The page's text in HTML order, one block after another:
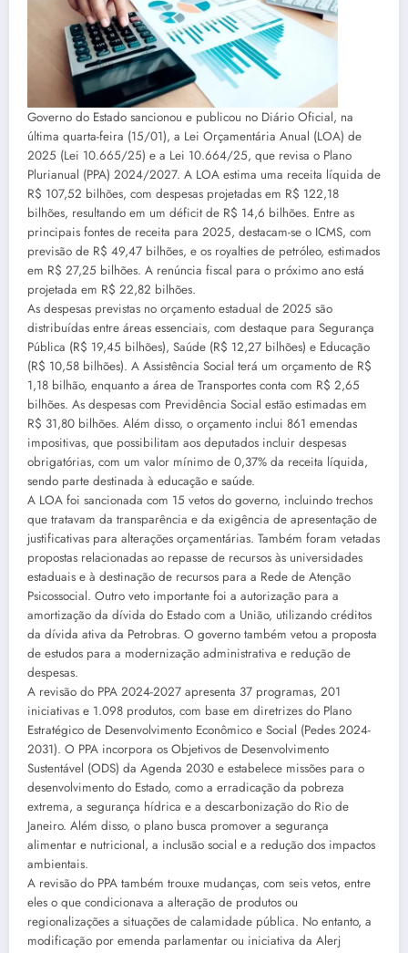
Governo do Estado sancionou e publicou no Diário Oficial, na
última quarta-feira (15/01), a Lei Orçamentária Anual (LOA) de
2025 (Lei 10.665/25) e a Lei 10.664/25, que revisa o Plano
Plurianual (PPA) 2024/2027. A LOA estima uma receita líquida de
R$ 107,52 bilhões, com despesas projetadas em R$ 122,18
bilhões, resultando em um déficit de R$ 14,6 bilhões. Entre as
principais fontes de receita para 2025, destacam-se o ICMS, com
previsão de R$ 49,47 bilhões, e os royalties de petróleo, estimados
em R$ 27,25 bilhões. A renúncia fiscal para o próximo ano está
projetada em R$ 22,82 bilhões.
As despesas previstas no orçamento estadual de 2025 são
distribuídas entre áreas essenciais, com destaque para Segurança
Pública (R$ 19,45 bilhões), Saúde (R$ 12,27 bilhões) e Educação
(R$ 10,58 bilhões). A Assistência Social terá um orçamento de R$
1,18 bilhão, enquanto a área de Transportes conta com R$ 2,65
bilhões. As despesas com Previdência Social estão estimadas em
R$ 31,80 bilhões. Além disso, o orçamento inclui 861 emendas
impositivas, que possibilitam aos deputados incluir despesas
obrigatórias, com um valor mínimo de 0,37% da receita líquida,
sendo parte destinada à educação e saúde.
A LOA foi sancionada com 15 vetos do governo, incluindo trechos
que tratavam da transparência e da exigência de apresentação de
justificativas para alterações orçamentárias. Também foram vetadas
propostas relacionadas ao repasse de recursos às universidades
estaduais e à destinação de recursos para a Rede de Atenção
Psicossocial. Outro veto importante foi a autorização para a
amortização da dívida do Estado com a União, utilizando créditos
da dívida ativa da Petrobras. O governo também vetou a proposta
de estudos para a modernização administrativa e redução de
despesas.
A revisão do PPA 2024-2027 apresenta 37 programas, 201
iniciativas e 1.098 produtos, com base em diretrizes do Plano
Estratégico de Desenvolvimento Econômico e Social (Pedes 2024-
2031). O PPA incorpora os Objetivos de Desenvolvimento
Sustentável (ODS) da Agenda 2030 e estabelece missões para o
desenvolvimento do Estado, como a erradicação da pobreza
extrema, a segurança hídrica e a descarbonização do Rio de
Janeiro. Além disso, o plano busca promover a segurança
alimentar e nutricional, a inclusão social e a redução dos impactos
ambientais.
A revisão do PPA também trouxe mudanças, com seis vetos, entre
eles o que condicionava a alteração de produtos ou
regionalizações a situações de calamidade pública. No entanto, a
modificação por emenda parlamentar ou iniciativa da Alerj